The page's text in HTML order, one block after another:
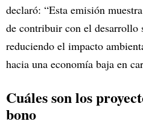
declaró: “Esta emisión
de contribuir con el desarrollo
reduciendo el impacto
hacia una economía baja en
Cuáles son los
bono